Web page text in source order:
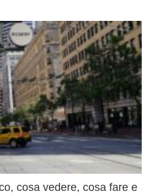
cosa vedere, cosa fare e